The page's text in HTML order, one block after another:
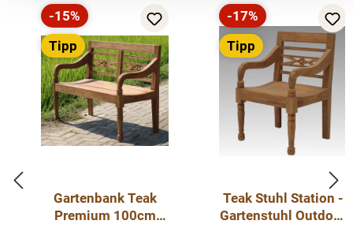
und sind stapelbar. Die Rückenlehne und Sitzfläche sind
sehr bequem und ergonomisch, damit Sie ganz
entspannt Ihre Freizeit geniessen können. Mit
angenehmen Armlehnen für einen maximalen Komfort.
Die Stühle können das ganze Jahr draußen stehen.
Außerdem haben wir auch dazu passende Bänke und
Tische vorrätig.
Eigenschaften:
Serie: Stapel
Rabatt
-15%
Tipp
Gartenbank Teak
Premium 100cm
Rabatt
-17%
Tipp
Teak Stuhl Station -
Gartenstuhl Outdoor